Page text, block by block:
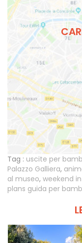
Tag : uscite per
Palazzo Galliera,
al museo, weekend
plans guida per